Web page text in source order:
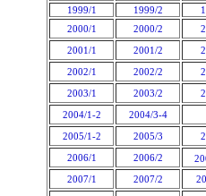
1999/1
1999/2
2000/1
2000/2
2001/1
2001/2
2002/1
2002/2
2003/1
2003/2
2004/1-2
2004/3-4
2005/1-2
2005/3
2006/1
2006/2
2007/1
2007/2